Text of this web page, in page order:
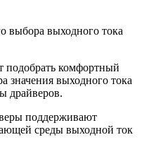
выбора выходного тока
подобрать комфортный
значения выходного тока
драйверов.
поддерживают
среды выходной ток